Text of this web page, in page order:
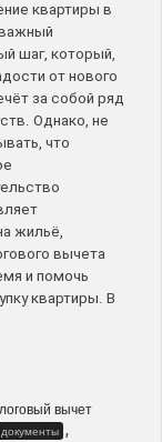
квартиры в
шаг, который,
от нового
за собой ряд
Однако, не
что
жильё,
вычета
и помочь
квартиры. В
вычет
документы ,